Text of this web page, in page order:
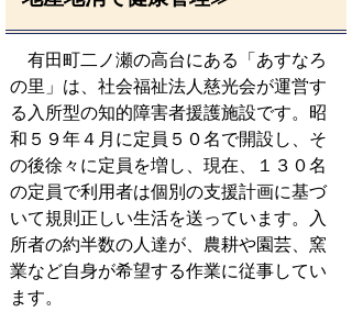
有田町二ノ瀬の高台にある「あすなろ
の里」は、社会福祉法人慈光会が運営す
る入所型の知的障害者援護施設です。昭
和５９年４月に定員５０名で開設し、そ
の後徐々に定員を増し、現在、１３０名
の定員で利用者は個別の支援計画に基づ
いて規則正しい生活を送っています。入
所者の約半数の人達が、農耕や園芸、窯
業など自身が希望する作業に従事してい
ます。